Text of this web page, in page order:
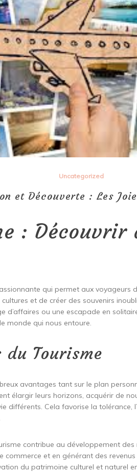
Uncategorized
et Découverte : Les
: Découvrir
qui permet aux voyageurs
et de créer des souvenirs
d’affaires ou une escapade en
monde qui nous entoure.
Tourisme
avantages tant sur le plan
élargir leurs horizons, acquérir de
différents. Cela favorise la tolérance,
contribue au développement
commerce et en générant des
du patrimoine culturel et naturel